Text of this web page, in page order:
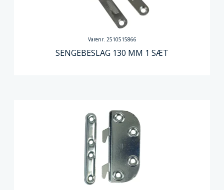
Varenr. 2510515866
SENGEBESLAG 130 MM 1 SÆT